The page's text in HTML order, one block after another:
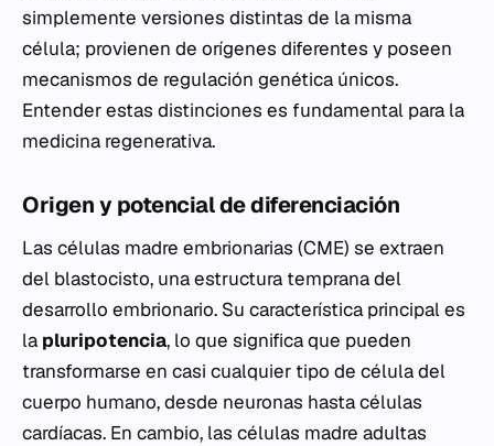
simplemente versiones distintas de la misma
célula; provienen de orígenes diferentes y poseen
mecanismos de regulación genética únicos.
Entender estas distinciones es fundamental para la
medicina regenerativa.
Origen y potencial de diferenciación
Las células madre embrionarias (CME) se extraen
del blastocisto, una estructura temprana del
desarrollo embrionario. Su característica principal es
la pluripotencia, lo que significa que pueden
transformarse en casi cualquier tipo de célula del
cuerpo humano, desde neuronas hasta células
cardíacas. En cambio, las células madre adultas